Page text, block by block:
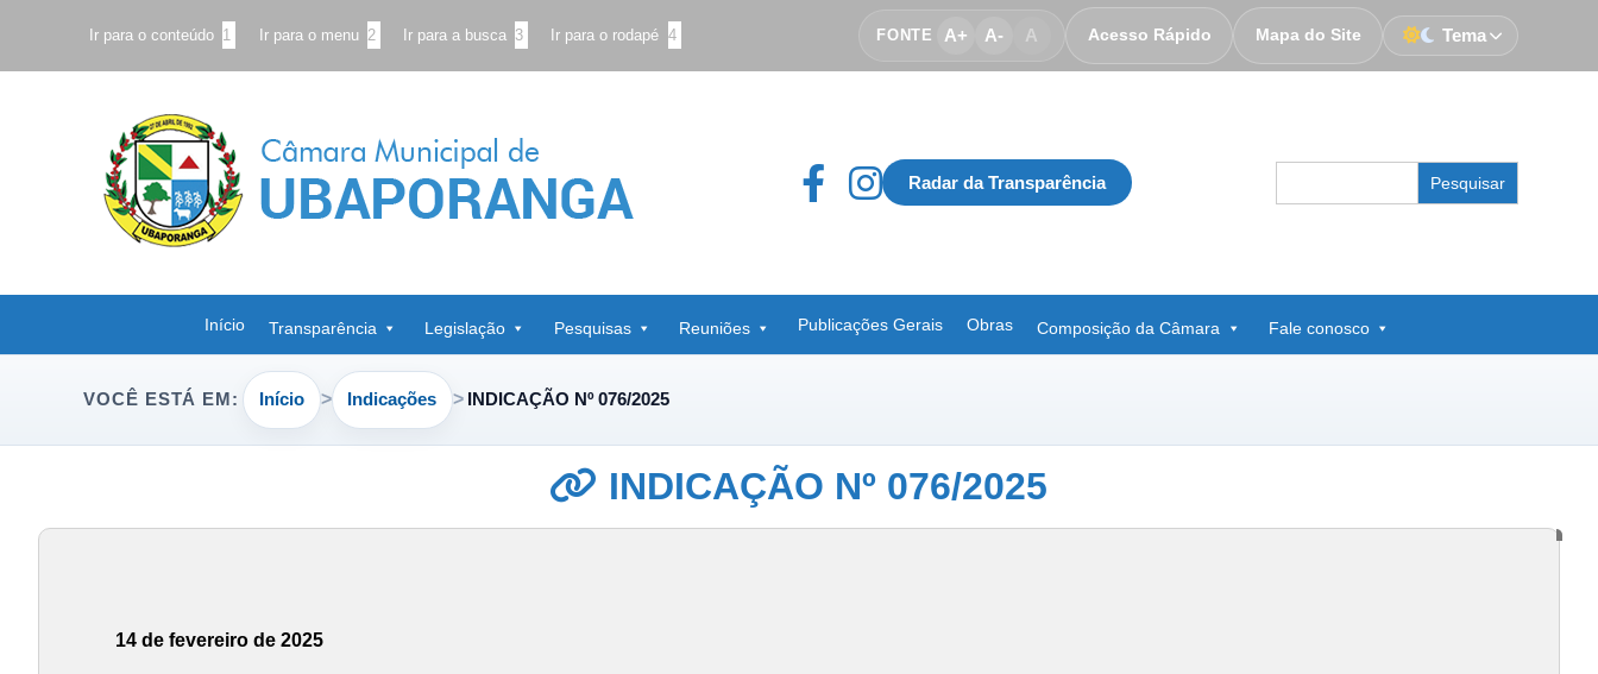
Ir para o conteúdo 1 Ir para o menu 2 Ir para a busca 3 Ir para o rodapé 4 FONTE A+ A- A Acesso Rápido Mapa do Site Tema
Radar da Transparência
for:
Início Transparência Legislação Pesquisas Reuniões Publicações Gerais Obras Composição da Câmara Fale conosco
VOCÊ ESTÁ EM: Início Indicações INDICAÇÃO Nº 076/2025
INDICAÇÃO Nº 076/2025
14 de fevereiro de 2025